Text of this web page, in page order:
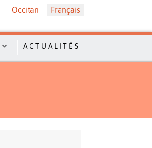
votre langue
Occitan Français
ACTUALITÉS